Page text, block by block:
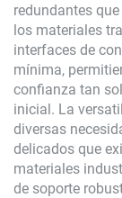
redundantes
los materiales
interfaces de
mínima,
confianza tan
inicial. La
diversas
delicados que
materiales
de soporte